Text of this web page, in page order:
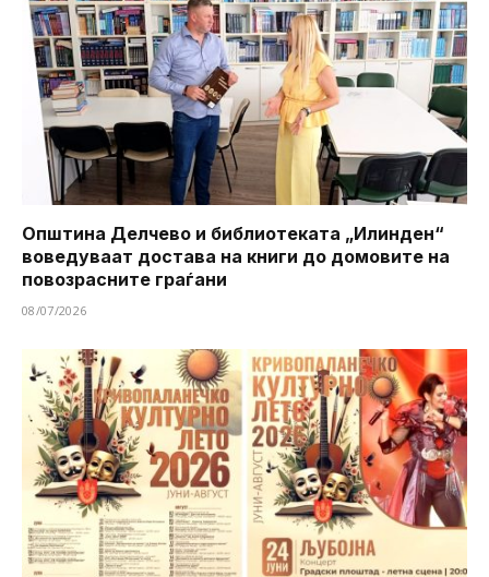
Општина Делчево и библиотеката „Илинден“
воведуваат достава на книги до домовите на
повозрасните граѓани
08/07/2026